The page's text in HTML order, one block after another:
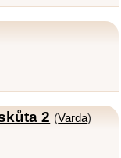
2 (Varda)